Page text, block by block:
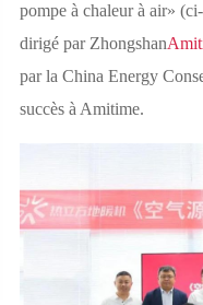
pompe à chaleur à air»
dirigé par Zhongshan
par la China Energy
succès à Amitime.